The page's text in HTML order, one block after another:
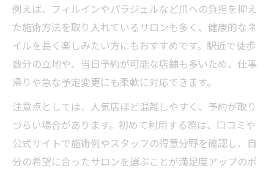
例えば、フィルインやパラジェルなど爪への負担を抑え
た施術方法を取り入れているサロンも多く、健康的なネ
イルを長く楽しみたい方にもおすすめです。駅近で徒歩
数分の立地や、当日予約が可能な店舗も多いため、仕事
帰りや急な予定変更にも柔軟に対応できます。
注意点としては、人気店ほど混雑しやすく、予約が取り
づらい場合があります。初めて利用する際は、口コミや
公式サイトで施術例やスタッフの得意分野を確認し、自
分の希望に合ったサロンを選ぶことが満足度アップのポ